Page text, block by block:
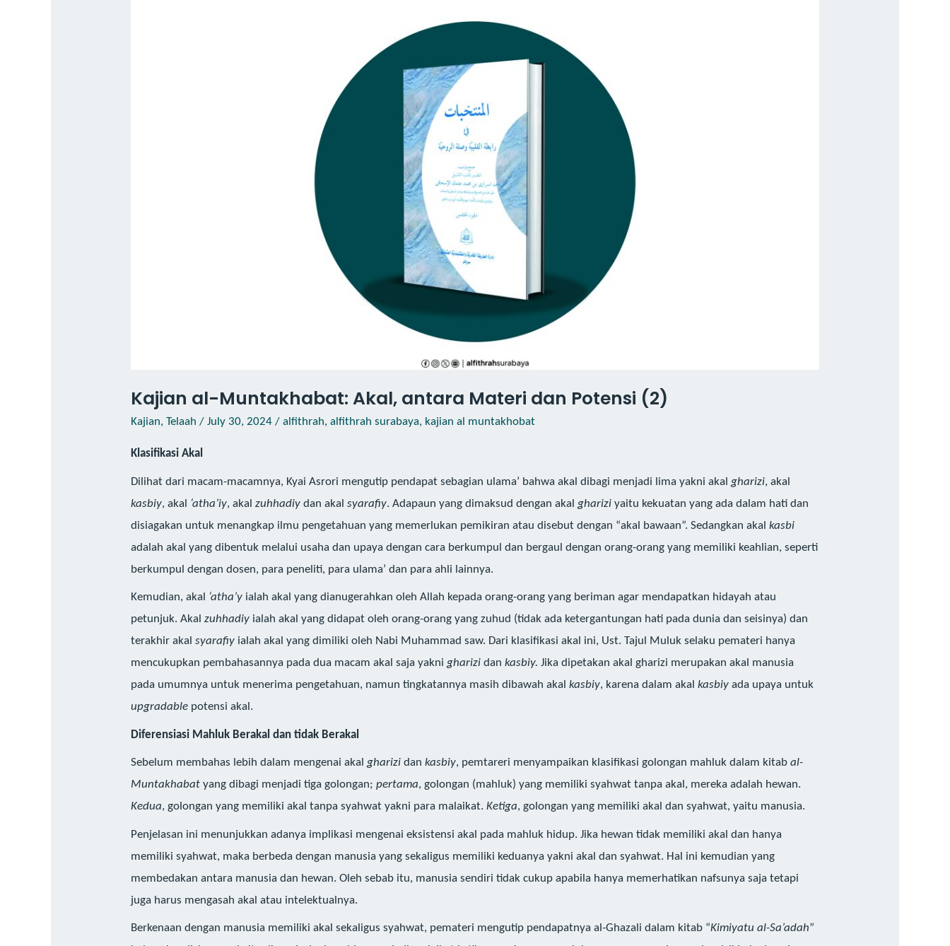
Kajian al-Muntakhabat: Akal, antara Materi dan Potensi (2)
Kajian,Telaah /July 30, 2024 /alfithrah,alfithrah surabaya, kajian al muntakhobat
Klasifikasi Akal
Dilihat dari macam-macamnya, Kyai Asrori mengutip pendapat sebagian ulama’ bahwa akal dibagi menjadi lima yakni akalgharizi, akal
kasbiy, akal ‘atha’iy, akalzuhhadiy dan akalsyarafiy. Adapaun yang dimaksud dengan akalghariziyaitu kekuatan yang ada dalam hati dan
disiagakan untuk menangkap ilmu pengetahuan yang memerlukan pemikiran atau disebut dengan “akal bawaan”. Sedangkan akalkasbi
adalah akal yang dibentuk melalui usaha dan upaya dengan cara berkumpul dan bergaul dengan orang-orang yang memiliki keahlian, seperti
berkumpul dengan dosen, para peneliti, para ulama’ dan para ahli lainnya.
Kemudian, akal ‘atha’y ialah akal yang dianugerahkan oleh Allah kepada orang-orang yang beriman agar mendapatkan hidayah atau
petunjuk. Akalzuhhadiy ialah akal yang didapat oleh orang-orang yang zuhud (tidak ada ketergantungan hati pada dunia dan seisinya) dan
terakhir akalsyarafiy ialah akal yang dimiliki oleh Nabi Muhammad saw. Dari klasifikasi akal ini, Ust. Tajul Muluk selaku pemateri hanya
mencukupkan pembahasannya pada dua macam akal saja yaknigharizidankasbiy.Jika dipetakan akal gharizi merupakan akal manusia
pada umumnya untuk menerima pengetahuan, namun tingkatannya masih dibawah akalkasbiy, karena dalam akalkasbiy ada upaya untuk
upgradable potensi akal.
Diferensiasi Mahluk Berakal dan tidak Berakal
Sebelum membahas lebih dalam mengenai akalgharizi dankasbiy, pemtareri menyampaikan klasifikasi golongan mahluk dalam kitabal-
Muntakhabat yang dibagi menjadi tiga golongan;pertama, golongan (mahluk) yang memiliki syahwat tanpa akal, mereka adalah hewan.
Kedua, golongan yang memiliki akal tanpa syahwat yakni para malaikat.Ketiga, golongan yang memiliki akal dan syahwat, yaitu manusia.
Penjelasan ini menunjukkan adanya implikasi mengenai eksistensi akal pada mahluk hidup. Jika hewan tidak memiliki akal dan hanya
memiliki syahwat, maka berbeda dengan manusia yang sekaligus memiliki keduanya yakni akal dan syahwat. Hal ini kemudian yang
membedakan antara manusia dan hewan. Oleh sebab itu, manusia sendiri tidak cukup apabila hanya memerhatikan nafsunya saja tetapi
juga harus mengasah akal atau intelektualnya.
Berkenaan dengan manusia memiliki akal sekaligus syahwat, pemateri mengutip pendapatnya al-Ghazali dalam kitab “Kimiyatu al-Sa’adah”